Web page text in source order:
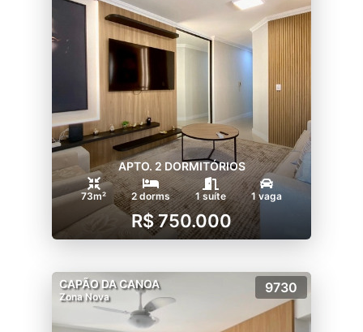
APTO. 2 DORMITÓRIOS
73m² 2 dorms 1 suíte 1 vaga
R$ 750.000
CAPÃO DA CANOA
Zona Nova
9730